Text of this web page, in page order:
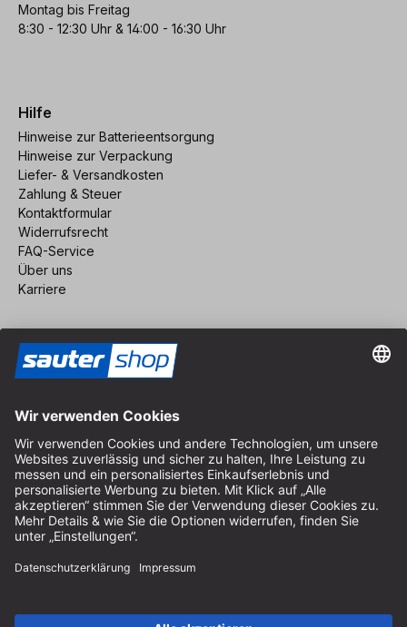
Montag bis Freitag
8:30 - 12:30 Uhr & 14:00 - 16:30 Uhr
Hilfe
Hinweise zur Batterieentsorgung
Hinweise zur Verpackung
Liefer- & Versandkosten
Zahlung & Steuer
Kontaktformular
Widerrufsrecht
FAQ-Service
Über uns
Karriere
Impressum
AGB
Datenschutz
Cookie-Einstellungen
© 2026 sauter GmbH
* kostenloser Versand ab 150 Euro Bestellwert innerhalb